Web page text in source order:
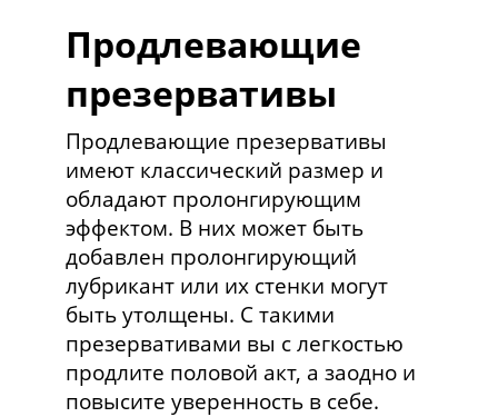
Продлевающие
презервативы
Продлевающие презервативы
имеют классический размер и
обладают пролонгирующим
эффектом. В них может быть
добавлен пролонгирующий
лубрикант или их стенки могут
быть утолщены. С такими
презервативами вы с легкостью
продлите половой акт, а заодно и
повысите уверенность в себе.